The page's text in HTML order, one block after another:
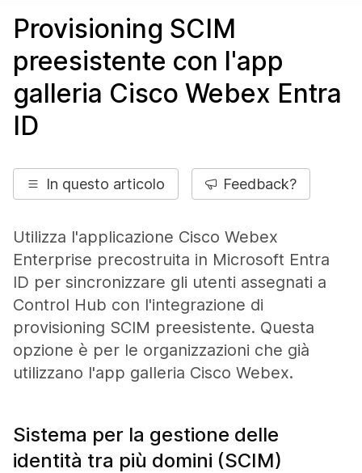
Provisioning SCIM
preesistente con l'app
galleria Cisco Webex Entra
ID
In questo articolo Feedback?
Utilizza l'applicazione Cisco Webex
Enterprise precostruita in Microsoft Entra
ID per sincronizzare gli utenti assegnati a
Control Hub con l'integrazione di
provisioning SCIM preesistente. Questa
opzione è per le organizzazioni che già
utilizzano l'app galleria Cisco Webex.
Sistema per la gestione delle
identità tra più domini (SCIM)